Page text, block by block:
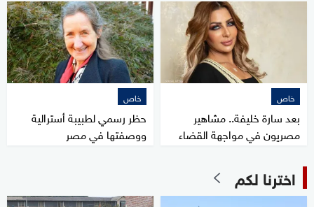
خاص
بعد سارة خليفة.. مشاهير
مصريون في مواجهة القضاء
خاص
حظر رسمي لطبيبة أسترالية
ووصفتها في مصر
اخترنا لكم